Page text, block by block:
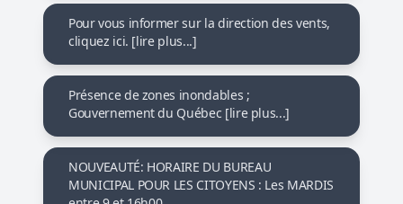
Pour vous informer sur la direction des vents,
cliquez ici. [lire plus...]
Présence de zones inondables ;
Gouvernement du Québec [lire plus...]
NOUVEAUTÉ: HORAIRE DU BUREAU
MUNICIPAL POUR LES CITOYENS : Les MARDIS